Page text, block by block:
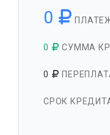
0
0 СУММА
0
СРОК